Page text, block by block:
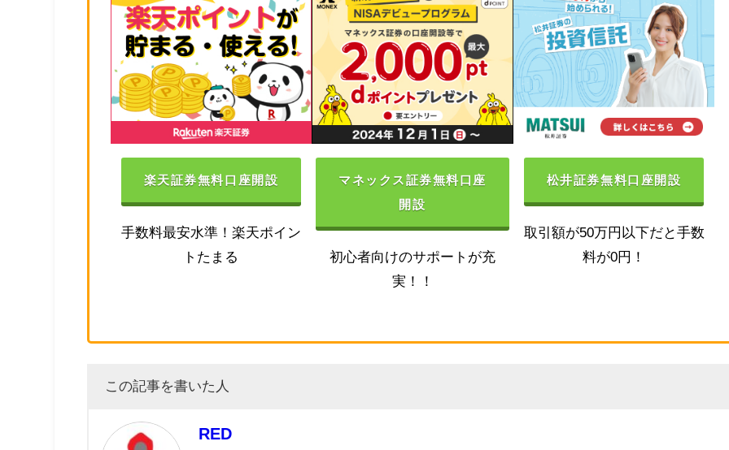
楽天証券無料口座開設
手数料最安水準！楽天ポイン
トたまる
マネックス証券無料口座
開設
初心者向けのサポートが充
実！！
松井証券無料口座開設
取引額が50万円以下だと手数
料が0円！
この記事を書いた人
RED